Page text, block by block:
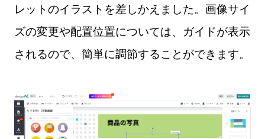
レットのイラストを差しかえました。画像サイ
ズの変更や配置位置については、ガイドが表示
されるので、簡単に調節することができます。